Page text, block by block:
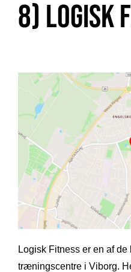
8) Logisk
Logisk Fitness er en af
træningscentre i Viborg.